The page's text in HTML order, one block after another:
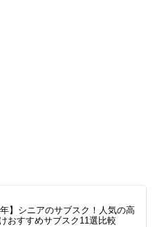
年】シニアのサブスク！人気の高
おすすめサブスク11選比較